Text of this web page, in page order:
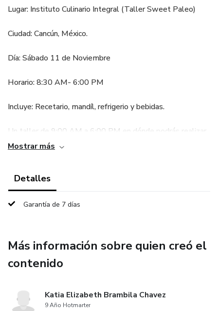
Lugar: Instituto Culinario Integral (Taller Sweet Paleo)
Ciudad: Cancún, México.
Día: Sábado 11 de Noviembre
Horario: 8:30 AM- 6:00 PM
Incluye: Recetario, mandíl, refrigerio y bebidas.
Un taller de 9:00 AM a 6:00 PM en dónde podrás realizar
recetas de los diferentes cursos, tendremos sorpresas,
Durante este encuentro tendremos clases demostrativas,
y podrás elaborar con tus propias manos postres y delicias
reconectar con el ZEN de la repostería.
Mostrar más
Detalles
Garantía de 7 días
Más información sobre quien creó el
contenido
Katia Elizabeth Brambila Chavez
9 Año Hotmarter